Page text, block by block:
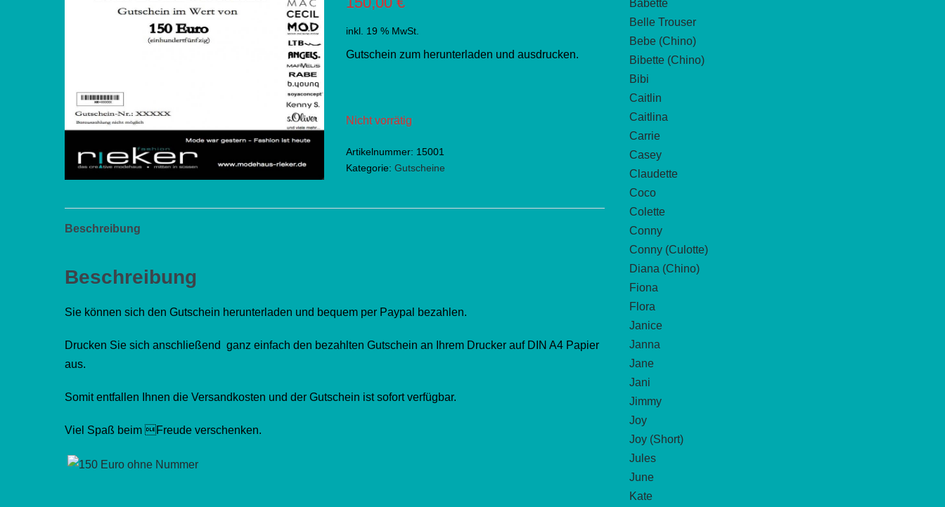
inkl. 19 % MwSt.
Gutschein zum herunterladen und ausdrucken.
Nicht vorrätig
Artikelnummer: 15001
Kategorie: Gutscheine
Beschreibung
Beschreibung
Sie können sich den Gutschein herunterladen und bequem per Paypal bezahlen.
Drucken Sie sich anschließend ganz einfach den bezahlten Gutschein an Ihrem Drucker auf DIN A4 Papier
aus.
Somit entfallen Ihnen die Versandkosten und der Gutschein ist sofort verfügbar.
Viel Spaß beim Freude verschenken.
Babette
Belle Trouser
Bebe (Chino)
Bibette (Chino)
Bibi
Caitlin
Caitlina
Carrie
Casey
Claudette
Coco
Colette
Conny
Conny (Culotte)
Diana (Chino)
Fiona
Flora
Janice
Janna
Jane
Jani
Jimmy
Joy
Joy (Short)
Jules
June
Kate